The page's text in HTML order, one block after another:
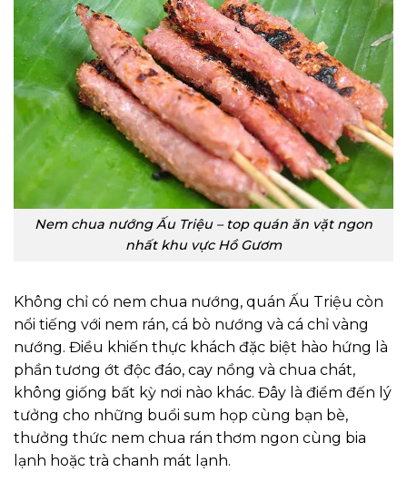
Nem chua nướng Ấu Triệu – top quán ăn vặt ngon
nhất khu vực Hồ Gươm
Không chỉ có nem chua nướng, quán Ấu Triệu còn
nổi tiếng với nem rán, cá bò nướng và cá chỉ vàng
nướng. Điều khiến thực khách đặc biệt hào hứng là
phần tương ớt độc đáo, cay nồng và chua chát,
không giống bất kỳ nơi nào khác. Đây là điểm đến lý
tưởng cho những buổi sum họp cùng bạn bè,
thưởng thức nem chua rán thơm ngon cùng bia
lạnh hoặc trà chanh mát lạnh.